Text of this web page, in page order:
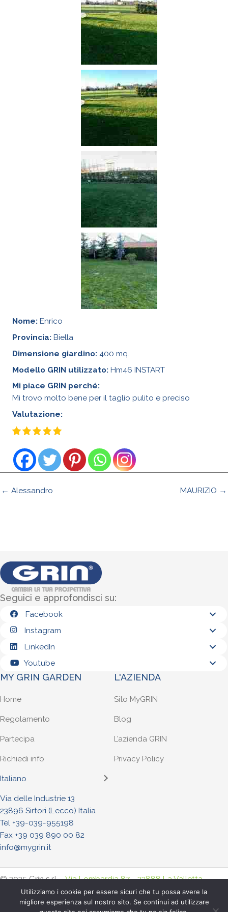
Nome: Enrico
Provincia: Biella
Dimensione giardino: 400 mq.
Modello GRIN utilizzato: Hm46 INSTART
Mi piace GRIN perché:
Mi trovo molto bene per il taglio pulito e preciso
Valutazione:
← Alessandro MAURIZIO →
Seguici e approfondisci su:
Facebook
Instagram
LinkedIn
Youtube
MY GRIN GARDEN
Home
Regolamento
Partecipa
Richiedi info
Italiano
L'AZIENDA
Sito MyGRIN
Blog
L’azienda GRIN
Privacy Policy
Via delle Industrie 13
23896 Sirtori (Lecco) Italia
Tel +39-039-955198
Fax +39 039 890 00 82
info@mygrin.it
© 2025 Grin s.r.l. -Via Lombardia 87 - 23888 La Valletta
Brianza (Lecco) Italia. - Tel. +39-039-955198 - Fax +39-039-
8900082
Utilizziamo i cookie per essere sicuri che tu possa avere la
migliore esperienza sul nostro sito. Se continui ad utilizzare